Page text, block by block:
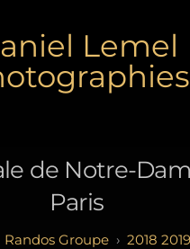
Lemel
de Notre-
Paris
Randos Groupe
2018 2019